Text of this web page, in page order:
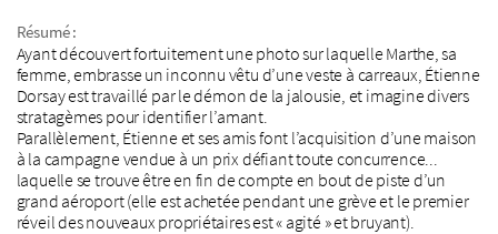
Résumé :
Ayant découvert fortuitement une photo sur laquelle Marthe, sa
femme, embrasse un inconnu vêtu d’une veste à carreaux, Étienne
Dorsay est travaillé par le démon de la jalousie, et imagine divers
stratagèmes pour identifier l’amant.
Parallèlement, Étienne et ses amis font l’acquisition d’une maison
à la campagne vendue à un prix défiant toute concurrence...
laquelle se trouve être en fin de compte en bout de piste d’un
grand aéroport (elle est achetée pendant une grève et le premier
réveil des nouveaux propriétaires est « agité » et bruyant).